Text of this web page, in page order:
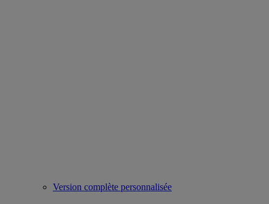
Version complète personnalisée